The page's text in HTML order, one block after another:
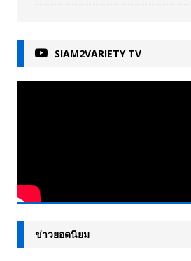
SIAM2VARIETY TV
ข่าวยอดนิยม